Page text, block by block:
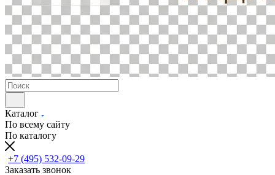
Каталог
По всему сайту
По каталогу
+7 (495) 532-09-29
Заказать звонок